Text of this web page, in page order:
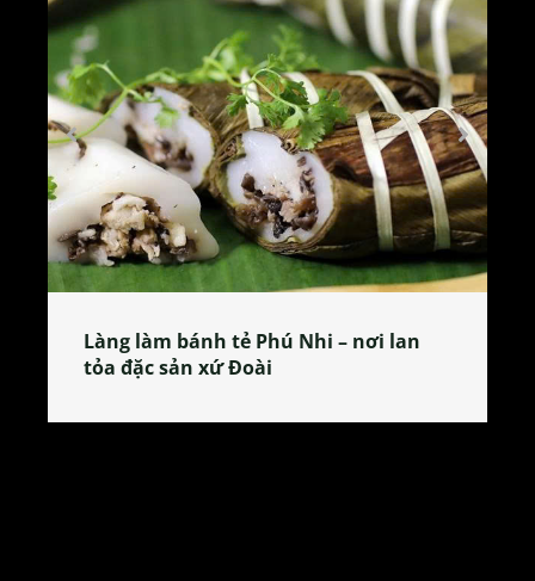
Làng làm bánh tẻ Phú Nhi – nơi lan
tỏa đặc sản xứ Đoài